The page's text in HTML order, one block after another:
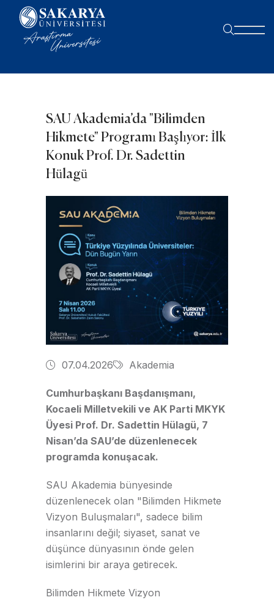
SAU Akademia’da "Bilimden
Hikmete" Programı Başlıyor: İlk
Konuk Prof. Dr. Sadettin
Hülagü
07.04.2026 Akademia
Cumhurbaşkanı Başdanışmanı,
Kocaeli Milletvekili ve AK Parti MKYK
Üyesi Prof. Dr. Sadettin Hülagü, 7
Nisan’da SAU’de düzenlenecek
programda konuşacak.
SAU Akademia bünyesinde
düzenlenecek olan "Bilimden Hikmete
Vizyon Buluşmaları", sadece bilim
insanlarını değil; siyaset, sanat ve
düşünce dünyasının önde gelen
isimlerini bir araya getirecek.
Bilimden Hikmete Vizyon